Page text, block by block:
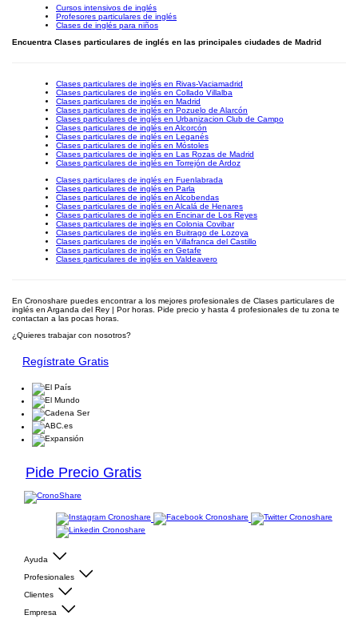
Cursos intensivos de inglés
Profesores particulares de inglés
Clases de inglés para niños
Encuentra Clases particulares de inglés en las principales ciudades de Madrid
Clases particulares de inglés en Rivas-Vaciamadrid
Clases particulares de inglés en Collado Villalba
Clases particulares de inglés en Madrid
Clases particulares de inglés en Pozuelo de Alarcón
Clases particulares de inglés en Urbanizacion Club de Campo
Clases particulares de inglés en Alcorcón
Clases particulares de inglés en Leganés
Clases particulares de inglés en Móstoles
Clases particulares de inglés en Las Rozas de Madrid
Clases particulares de inglés en Torrejón de Ardoz
Clases particulares de inglés en Fuenlabrada
Clases particulares de inglés en Parla
Clases particulares de inglés en Alcobendas
Clases particulares de inglés en Alcalá de Henares
Clases particulares de inglés en Encinar de Los Reyes
Clases particulares de inglés en Colonia Covibar
Clases particulares de inglés en Buitrago de Lozoya
Clases particulares de inglés en Villafranca del Castillo
Clases particulares de inglés en Getafe
Clases particulares de inglés en Valdeavero
En Cronoshare puedes encontrar a los mejores profesionales de Clases particulares de
inglés en Arganda del Rey | Por horas. Pide precio y hasta 4 profesionales de tu zona te
contactan a las pocas horas.
¿Quieres trabajar con nosotros?
Regístrate Gratis
Pide Precio Gratis
Ayuda
Profesionales
Clientes
Empresa